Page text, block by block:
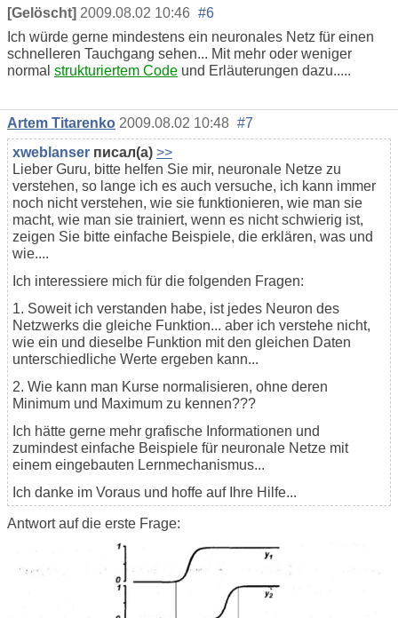
[Gelöscht] 2009.08.02 10:46 #6
Ich würde gerne mindestens ein neuronales Netz für einen
schnelleren Tauchgang sehen... Mit mehr oder weniger
normal strukturiertem Code und Erläuterungen dazu.....
Artem Titarenko 2009.08.02 10:48 #7
xweblanser писал(а) >>
Lieber Guru, bitte helfen Sie mir, neuronale Netze zu
verstehen, so lange ich es auch versuche, ich kann immer
noch nicht verstehen, wie sie funktionieren, wie man sie
macht, wie man sie trainiert, wenn es nicht schwierig ist,
zeigen Sie bitte einfache Beispiele, die erklären, was und
wie....
Ich interessiere mich für die folgenden Fragen:
1. Soweit ich verstanden habe, ist jedes Neuron des
Netzwerks die gleiche Funktion... aber ich verstehe nicht,
wie ein und dieselbe Funktion mit den gleichen Daten
unterschiedliche Werte ergeben kann...
2. Wie kann man Kurse normalisieren, ohne deren
Minimum und Maximum zu kennen???
Ich hätte gerne mehr grafische Informationen und
zumindest einfache Beispiele für neuronale Netze mit
einem eingebauten Lernmechanismus...
Ich danke im Voraus und hoffe auf Ihre Hilfe...
Antwort auf die erste Frage: